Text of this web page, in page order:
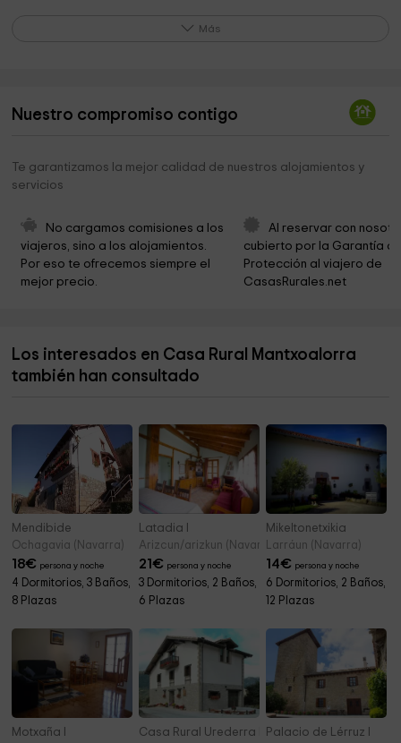
Ermita NSTA. Sra. De Muskilda 1,1 km
Mirador de Ezkaroze
Parroquia San Román de Escaroz
Cascada de Xoxo
Ayuntamiento De Ezcaroz Ezkaroze 2,2 km
Ayuntamiento de Jaurrieta 4,3 km
Más
Nuestro compromiso contigo
Te garantizamos la mejor calidad de nuestros alojamientos y
servicios
No cargamos comisiones a los
viajeros, sino a los alojamientos.
Por eso te ofrecemos siempre el
mejor precio.
Al reservar con
cubierto por la Garantía
Protección al viajero de
CasasRurales.net
Los interesados en Casa Rural Mantxoalorra
también han consultado
Mendibide
Ochagavia (Navarra)
18€ persona y noche
4 Dormitorios, 3 Baños,
8 Plazas
Latadia I
Arizcun/arizkun (Navarra)
21€ persona y noche
3 Dormitorios, 2 Baños,
6 Plazas
Mikeltonetxikia
Larráun (Navarra)
14€ persona y noche
6 Dormitorios, 2 Baños,
12 Plazas
Motxaña I Casa Rural Urederra I Palacio de Lérruz I